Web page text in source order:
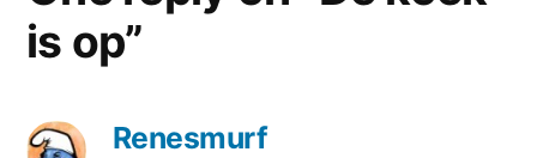
is op”
Renesmurf